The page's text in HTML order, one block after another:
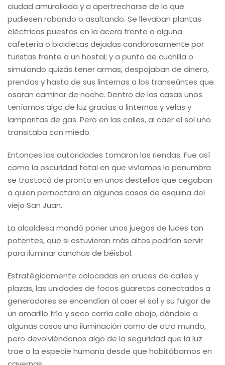
ciudad amurallada y a apertrecharse de lo que
pudiesen robando o asaltando. Se llevaban plantas
eléctricas puestas en la acera frente a alguna
cafetería o bicicletas dejadas candorosamente por
turistas frente a un hostal; y a punto de cuchilla o
simulando quizás tener armas, despojaban de dinero,
prendas y hasta de sus linternas a los transeúntes que
osaran caminar de noche. Dentro de las casas unos
teníamos algo de luz gracias a linternas y velas y
lamparitas de gas. Pero en las calles, al caer el sol uno
transitaba con miedo.
Entonces las autoridades tomaron las riendas. Fue así
como la oscuridad total en que vivíamos la penumbra
se trastocó de pronto en unos destellos que cegaban
a quien pernoctara en algunas casas de esquina del
viejo San Juan.
La alcaldesa mandó poner unos juegos de luces tan
potentes, que si estuvieran más altos podrían servir
para iluminar canchas de béisbol.
Estratégicamente colocadas en cruces de calles y
plazas, las unidades de focos guaretos conectados a
generadores se encendían al caer el sol y su fulgor de
un amarillo frío y seco corría calle abajo, dándole a
algunas casas una iluminación como de otro mundo,
pero devolviéndonos algo de la seguridad que la luz
trae a la especie humana desde que habitábamos en